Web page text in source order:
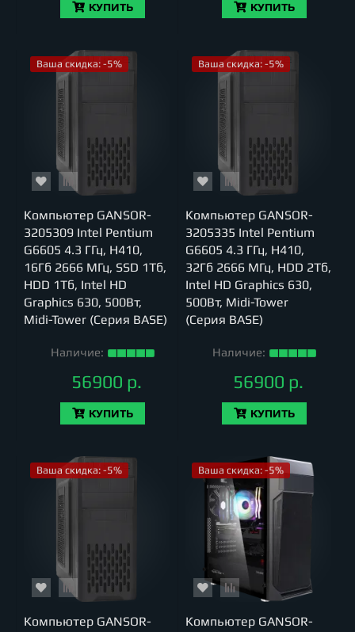
КУПИТЬ КУПИТЬ
Ваша скидка: -5%
Компьютер GANSOR-
3205309 Intel Pentium
G6605 4.3 ГГц, H410,
16Гб 2666 МГц, SSD 1Тб,
HDD 1Тб, Intel HD
Graphics 630, 500Вт,
Midi-Tower (Серия BASE)
Наличие:
56900 р.
КУПИТЬ
Ваша скидка: -5%
Компьютер GANSOR-
3205335 Intel Pentium
G6605 4.3 ГГц, H410,
32Гб 2666 МГц, HDD 2Тб,
Intel HD Graphics 630,
500Вт, Midi-Tower
(Серия BASE)
Наличие:
56900 р.
КУПИТЬ
Ваша скидка: -5%
Компьютер GANSOR-
Ваша скидка: -5%
Компьютер GANSOR-